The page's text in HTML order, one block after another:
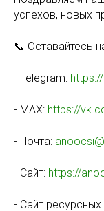
успехов, новых
📞 Оставайтесь
- Telegram:
- MAX: https://
- Почта:
- Сайт: https://
- Сайт